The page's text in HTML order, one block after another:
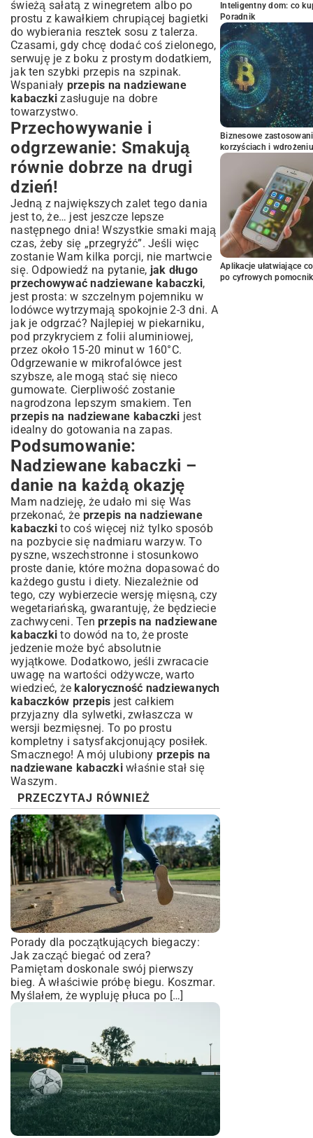
świeżą sałatą z winegretem albo po
prostu z kawałkiem chrupiącej bagietki
do wybierania resztek sosu z talerza.
Czasami, gdy chcę dodać coś zielonego,
serwuję je z boku z prostym dodatkiem,
jak ten szybki przepis na szpinak.
Wspaniały przepis na nadziewane
kabaczki zasługuje na dobre
towarzystwo.
Przechowywanie i
odgrzewanie: Smakują
równie dobrze na drugi
dzień!
Jedną z największych zalet tego dania
jest to, że… jest jeszcze lepsze
następnego dnia! Wszystkie smaki mają
czas, żeby się „przegryźć”. Jeśli więc
zostanie Wam kilka porcji, nie martwcie
się. Odpowiedź na pytanie, jak długo
przechowywać nadziewane kabaczki,
jest prosta: w szczelnym pojemniku w
lodówce wytrzymają spokojnie 2-3 dni. A
jak je odgrzać? Najlepiej w piekarniku,
pod przykryciem z folii aluminiowej,
przez około 15-20 minut w 160°C.
Odgrzewanie w mikrofalówce jest
szybsze, ale mogą stać się nieco
gumowate. Cierpliwość zostanie
nagrodzona lepszym smakiem. Ten
przepis na nadziewane kabaczki jest
idealny do gotowania na zapas.
Podsumowanie:
Nadziewane kabaczki –
danie na każdą okazję
Mam nadzieję, że udało mi się Was
przekonać, że przepis na nadziewane
kabaczki to coś więcej niż tylko sposób
na pozbycie się nadmiaru warzyw. To
pyszne, wszechstronne i stosunkowo
proste danie, które można dopasować do
każdego gustu i diety. Niezależnie od
tego, czy wybierzecie wersję mięsną, czy
wegetariańską, gwarantuję, że będziecie
zachwyceni. Ten przepis na nadziewane
kabaczki to dowód na to, że proste
jedzenie może być absolutnie
wyjątkowe. Dodatkowo, jeśli zwracacie
uwagę na wartości odżywcze, warto
wiedzieć, żekaloryczność nadziewanych
kabaczków przepis jest całkiem
przyjazny dla sylwetki, zwłaszcza w
wersji bezmięsnej. To po prostu
kompletny i satysfakcjonujący posiłek.
Smacznego! A mój ulubiony przepis na
nadziewane kabaczkiwłaśnie stał się
Waszym.
PRZECZYTAJ RÓWNIEŻ
Porady dla początkujących biegaczy:
Jak zacząć biegać od zera?
Pamiętam doskonale swój pierwszy
bieg. A właściwie próbę biegu. Koszmar.
Myślałem, że wypluję płuca po […]
Inteligentny dom: co
Poradnik
Biznesowe
korzyściach i wdrożeniu
Aplikacje ułatwiające
po cyfrowych